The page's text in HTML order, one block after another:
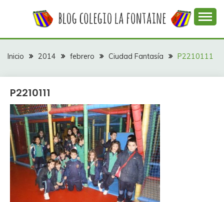
COLEGIO LA
FONTAINE
colegio La Fontaine
Inicio 2014 febrero Ciudad Fantasía P2210111
P2210111